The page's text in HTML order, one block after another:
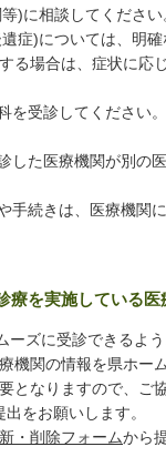
)に相談してください
症)については、明
る場合は、症状に応
受診してください。
診した医療機関が
手続きは、医療機関
療を実施している
ズに受診できるよ
機関の情報を県ホー
となりますので、ご
出をお願いします。
・削除フォームから